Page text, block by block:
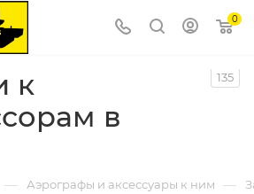
0
к
в
135
— Аэрографы и аксессуары к ним —